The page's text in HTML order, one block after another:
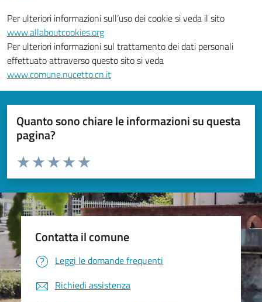
Per ulteriori informazioni sull’uso dei cookie si veda il sito
www.allaboutcookies.org
Per ulteriori informazioni sul trattamento dei dati personali
effettuato attraverso questo sito si veda
www.comune.nucetto.cn.it
Quanto sono chiare le informazioni su questa
pagina?
Valuta da 1 a 5 stelle la pagina
Valuta 5 stelle su 5
Valuta 4 stelle su 5
Valuta 3 stelle su 5
Valuta 2 stelle su 5
Valuta 1 stelle su 5
Contatta il comune
Leggi le domande frequenti
Richiedi assistenza